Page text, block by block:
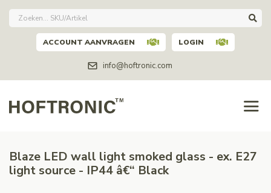
info@hoftronic.com
ACCOUNT AANVRAGEN LOGIN
Blaze LED wall light smoked glass - ex. E27
light source - IP44 â€“ Black